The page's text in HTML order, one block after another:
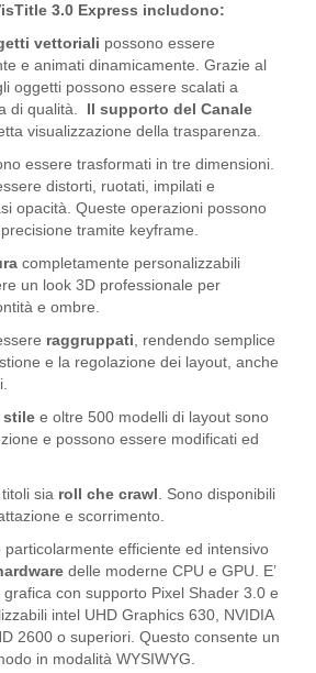
3.0 Express includono:
vettoriali possono essere
e animati dinamicamente. Grazie al
oggetti possono essere scalati a
di qualità. Il supporto del Canale
visualizzazione della trasparenza.
essere trasformati in tre dimensioni.
distorti, ruotati, impilati e
opacità. Queste operazioni possono
tramite keyframe.
completamente personalizzabili
un look 3D professionale per
e ombre.
raggruppati , rendendo semplice
e la regolazione dei layout, anche
stilee oltre 500 modelli di layout sono
e possono essere modificati ed
sia roll che crawl . Sono disponibili
e scorrimento.
particolarmente efficiente ed intensivo
delle moderne CPU e GPU. E’
con supporto Pixel Shader 3.0 e
intel UHD Graphics 630, NVIDIA
2600 o superiori. Questo consente un
in modalità WYSIWYG.